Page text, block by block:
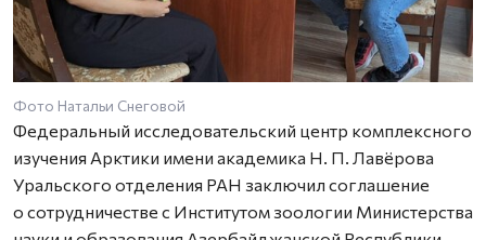
Фото Натальи Снеговой
Федеральный исследовательский центр комплексного
изучения Арктики имени академика Н. П. Лавёрова
Уральского отделения РАН заключил соглашение
о сотрудничестве с Институтом зоологии Министерства